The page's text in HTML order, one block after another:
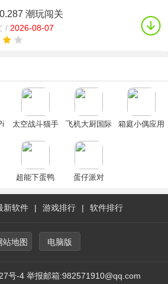
潮玩闯关
/ 2026-08-07
太空战斗猫手
最新版(Space
飞机大厨国际
2025官方最新
Chefs)
箱庭小偶应用
超能下蛋鸭 蛋仔派对
新软件 | 游戏排行 | 软件排行
站地图 电脑版
号-4 举报邮箱:982571910@qq.com